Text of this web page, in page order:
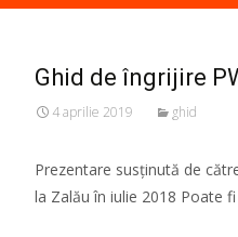
Ghid de îngrijire
4 aprilie 2019 ghid
Prezentare susținută de
la Zalău în iulie 2018 Poate